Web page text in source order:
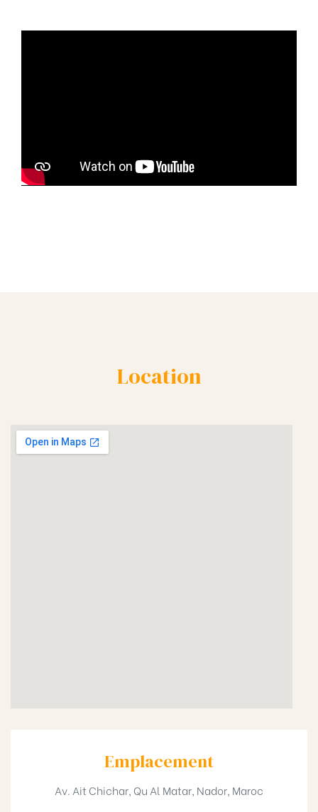
Location
Emplacement
Av. Ait Chichar, Qu Al Matar, Nador, Maroc